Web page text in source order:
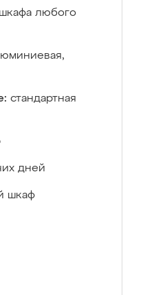
любого
стандартная
дней
шкаф